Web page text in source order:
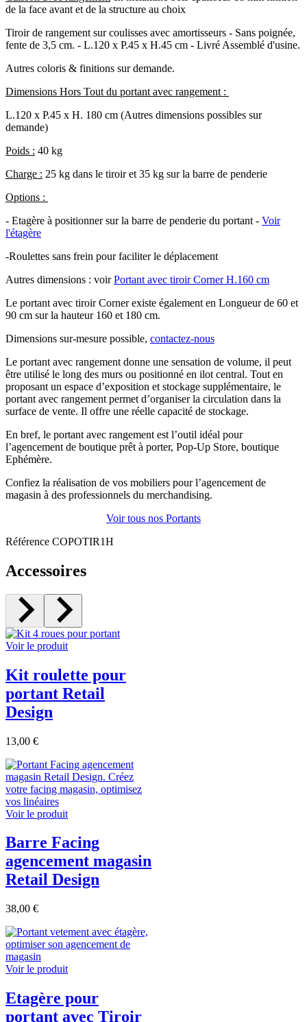
de la face avant et de la structure au choix
Tiroir de rangement sur coulisses avec amortisseurs - Sans poignée,
fente de 3,5 cm. - L.120 x P.45 x H.45 cm - Livré Assemblé d'usine.
Autres coloris & finitions sur demande.
Dimensions Hors Tout du portant avec rangement :
L.120 x P.45 x H. 180 cm (Autres dimensions possibles sur
demande)
Poids : 40 kg
Charge : 25 kg dans le tiroir et 35 kg sur la barre de penderie
Options :
- Etagère à positionner sur la barre de penderie du portant - Voir
l'étagère
-Roulettes sans frein pour faciliter le déplacement
Autres dimensions : voirPortant avec tiroir Corner H.160 cm
Le portant avec tiroir Corner existe également en Longueur de 60 et
90 cm sur la hauteur 160 et 180 cm.
Dimensions sur-mesure possible, contactez-nous
Le portant avec rangement donne une sensation de volume, il peut
être utilisé le long des murs ou positionné en ilot central. Tout en
proposant un espace d’exposition et stockage supplémentaire, le
portant avec rangement permet d’organiser la circulation dans la
surface de vente. Il offre une réelle capacité de stockage.
En bref, le portant avec rangement est l’outil idéal pour
l’agencement de boutique prêt à porter, Pop-Up Store, boutique
Ephémère.
Confiez la réalisation de vos mobiliers pour l’agencement de
magasin à des professionnels du merchandising.
Voir tous nos Portants
Référence COPOTIR1H
Accessoires
Voir le produit
Kit roulette pour
portant Retail
Design
13,00 €
Voir le produit
Barre Facing
agencement magasin
Retail Design
38,00 €
Voir le produit
Etagère pour
portant avec Tiroir